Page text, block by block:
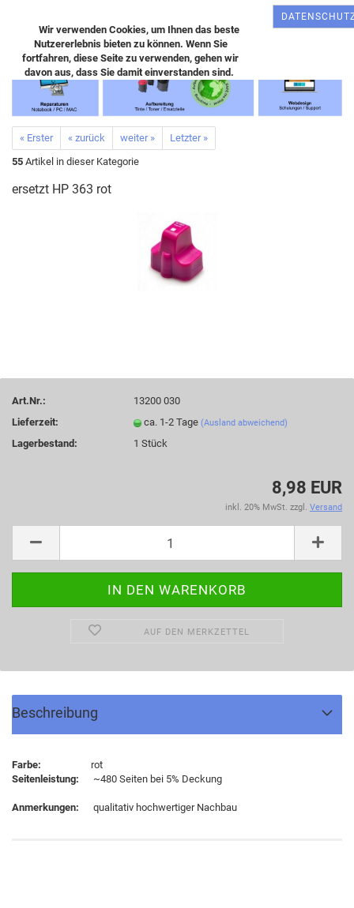
Wir verwenden Cookies, um Ihnen das beste
Nutzererlebnis bieten zu können. Wenn Sie
fortfahren, diese Seite zu verwenden, gehen wir
davon aus, dass Sie damit einverstanden sind.
« Erster « zurück weiter »
Letzter »
55 Artikel in dieser Kategorie
ersetzt HP 363 rot
Art.Nr.:
13200 030
Lieferzeit:
ca. 1-2 Tage(Ausland abweichend)
Lagerbestand: 1Stück
8,98 EUR
inkl. 20% MwSt. zzgl. Versand
AUF DEN MERKZETTEL
Beschreibung
Farbe:
rot
Seitenleistung: ~480 Seiten bei 5% Deckung
Anmerkungen: qualitativ hochwertiger Nachbau